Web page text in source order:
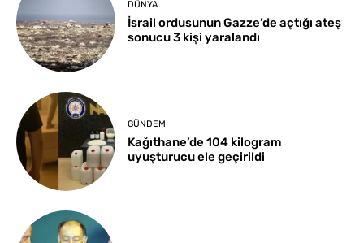
DÜNYA
İsrail ordusunun Gazze’de açtığı ateş
sonucu 3 kişi yaralandı
GÜNDEM
Kağıthane’de 104 kilogram
uyuşturucu ele geçirildi